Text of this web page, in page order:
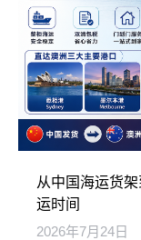
从中国海运货
运时间
2026年7月24日